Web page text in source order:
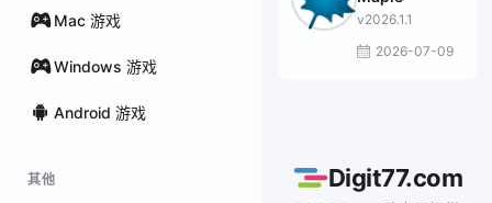
Mac 游戏
Windows 游戏
Android 游戏
其他
v2026.1.1
2026-07-09
Digit77.com